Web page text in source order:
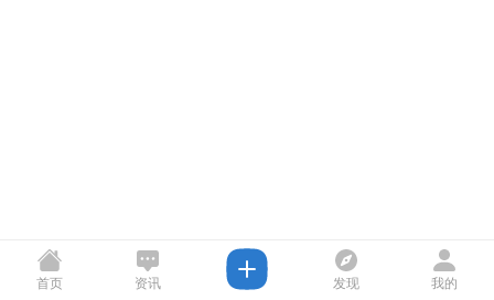
首页 资讯 发现 我的